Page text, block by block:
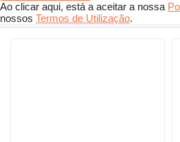
Ao clicar aqui, está a aceitar a nossa
nossos Termos de Utilização.